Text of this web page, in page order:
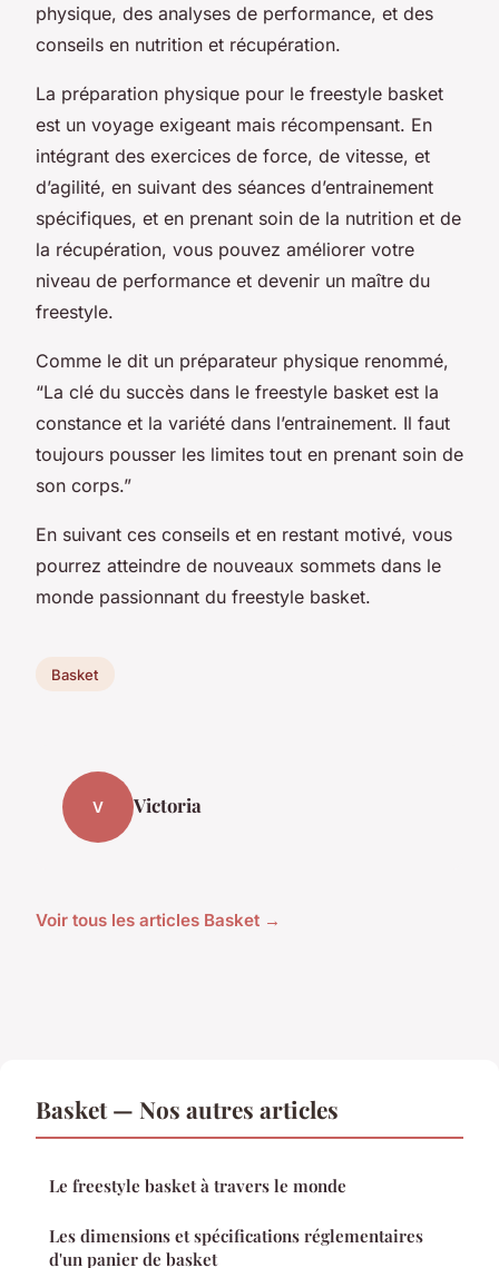
physique, des analyses de performance, et des
conseils en nutrition et récupération.
La préparation physique pour le freestyle basket
est un voyage exigeant mais récompensant. En
intégrant des exercices de force, de vitesse, et
d’agilité, en suivant des séances d’entrainement
spécifiques, et en prenant soin de la nutrition et de
la récupération, vous pouvez améliorer votre
niveau de performance et devenir un maître du
freestyle.
Comme le dit un préparateur physique renommé,
“La clé du succès dans le freestyle basket est la
constance et la variété dans l’entrainement. Il faut
toujours pousser les limites tout en prenant soin de
son corps.”
En suivant ces conseils et en restant motivé, vous
pourrez atteindre de nouveaux sommets dans le
monde passionnant du freestyle basket.
Basket
V Victoria
Voir tous les articles Basket →
Basket — Nos autres articles
Le freestyle basket à travers le monde
Les dimensions et spécifications réglementaires
d'un panier de basket